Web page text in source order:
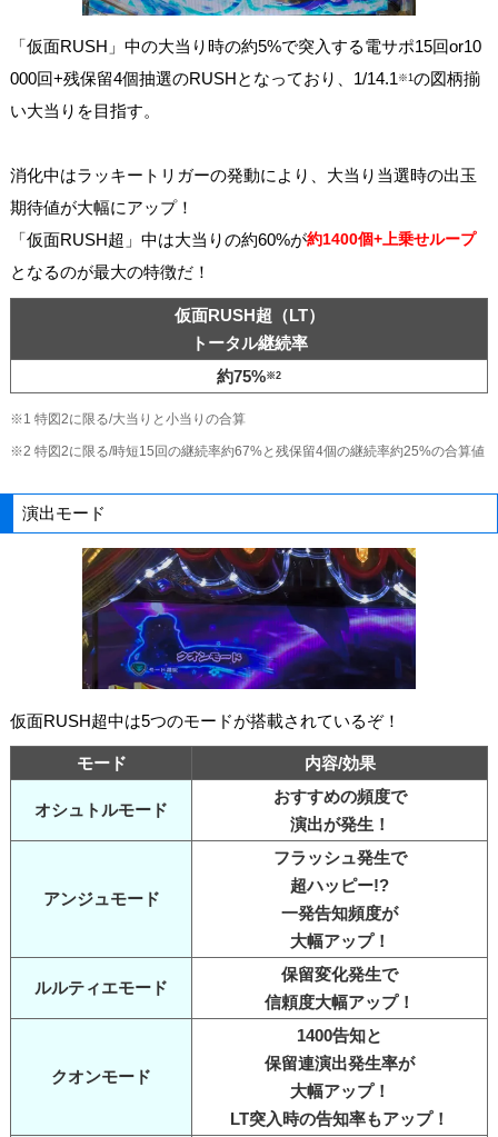
「仮面RUSH」中の大当り時の約5%で突入する電サポ15回or10
000回+残保留4個抽選のRUSHとなっており、1/14.1※1の図柄揃
い大当りを目指す。
消化中はラッキートリガーの発動により、大当り当選時の出玉
期待値が大幅にアップ！
「仮面RUSH超」中は大当りの約60%が約1400個+上乗せループ
となるのが最大の特徴だ！
仮面RUSH超（LT）
トータル継続率
約75%※2
※1 特図2に限る/大当りと小当りの合算
※2 特図2に限る/時短15回の継続率約67%と残保留4個の継続率約25%の合算値
演出モード
仮面RUSH超中は5つのモードが搭載されているぞ！
モード 内容/効果
オシュトルモード
おすすめの頻度で
演出が発生！
アンジュモード
フラッシュ発生で
超ハッピー!?
一発告知頻度が
大幅アップ！
ルルティエモード
保留変化発生で
信頼度大幅アップ！
クオンモード
1400告知と
保留連演出発生率が
大幅アップ！
LT突入時の告知率もアップ！